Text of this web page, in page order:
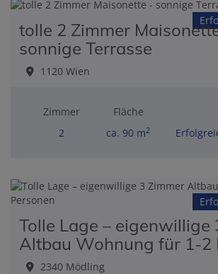
tolle 2 Zimmer
sonnige Terrasse
1120 Wien
Zimmer
2
Fläche
ca. 90 m2
Tolle Lage – eigenwillige
Altbau Wohnung für 1-2
2340 Mödling